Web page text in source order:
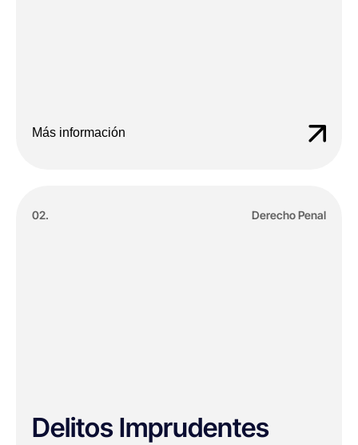
Más información
02. Derecho Penal
Delitos Imprudentes